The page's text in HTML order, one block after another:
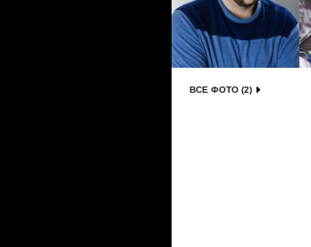
ВСЕ ФОТО (2)